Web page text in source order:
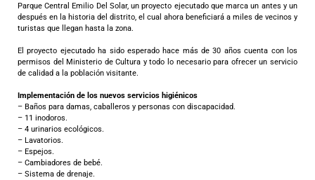
Parque Central Emilio Del Solar, un proyecto ejecutado que marca un antes y un
después en la historia del distrito, el cual ahora beneficiará a miles de vecinos y
turistas que llegan hasta la zona.
El proyecto ejecutado ha sido esperado hace más de 30 años cuenta con los
permisos del Ministerio de Cultura y todo lo necesario para ofrecer un servicio
de calidad a la población visitante.
Implementación de los nuevos servicios higiénicos
– Baños para damas, caballeros y personas con discapacidad.
– 11 inodoros.
– 4 urinarios ecológicos.
– Lavatorios.
– Espejos.
– Cambiadores de bebé.
– Sistema de drenaje.